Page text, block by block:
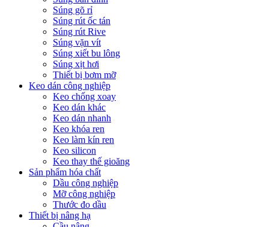
Súng gõ rỉ
Súng rút ốc tán
Súng rút Rive
Súng vặn vít
Súng xiết bu lông
Súng xịt hơi
Thiết bị bơm mỡ
Keo dán công nghiệp
Keo chống xoay
Keo dán khác
Keo dán nhanh
Keo khóa ren
Keo làm kín ren
Keo silicon
Keo thay thế gioăng
Sản phẩm hóa chất
Dầu công nghiệp
Mỡ công nghiệp
Thước đo dầu
Thiết bị nâng hạ